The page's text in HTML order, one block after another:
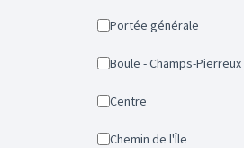
Portée générale
Boule - Champs-Pierreux
Centre
Chemin de l'Île